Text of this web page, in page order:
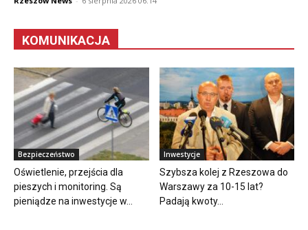
KOMUNIKACJA
Bezpieczeństwo
Oświetlenie, przejścia dla
pieszych i monitoring. Są
pieniądze na inwestycje w...
Inwestycje
Szybsza kolej z Rzeszowa do
Warszawy za 10-15 lat?
Padają kwoty...